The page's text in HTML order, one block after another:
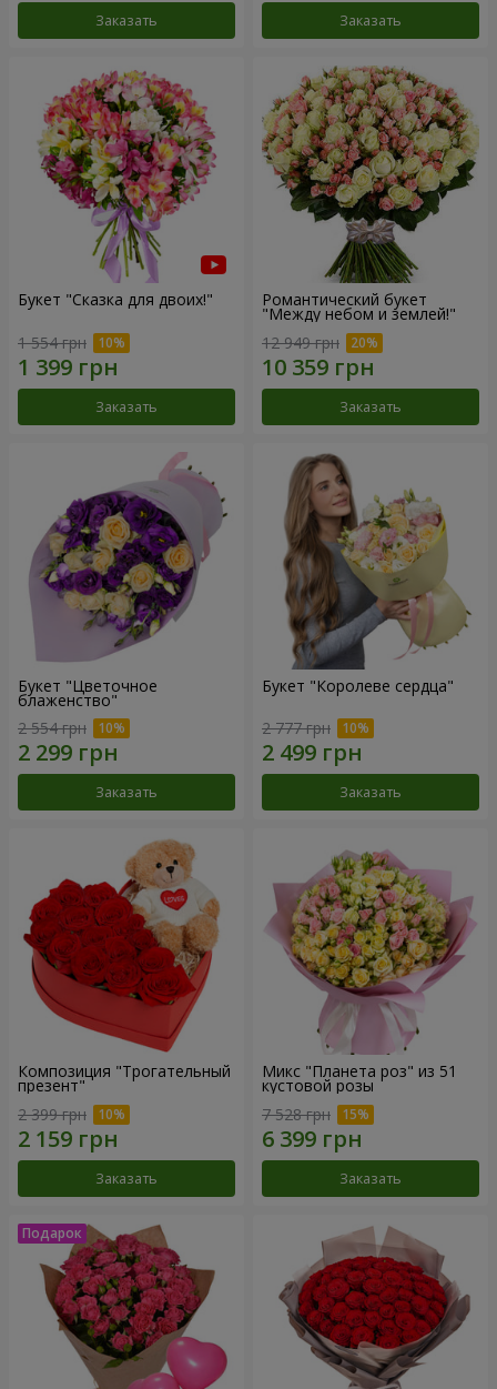
Заказать Заказать
Букет "Сказка для двоих!"
1 554 грн
Заказать
Романтический букет
"Между небом и землей!"
12 949 грн
Заказать
Букет "Цветочное
блаженство"
2 554 грн
Заказать
Букет "Королеве сердца"
2 777 грн
Заказать
Композиция "Трогательный
презент"
2 399 грн
Заказать
Микс "Планета роз" из 51
кустовой розы
7 528 грн
Заказать